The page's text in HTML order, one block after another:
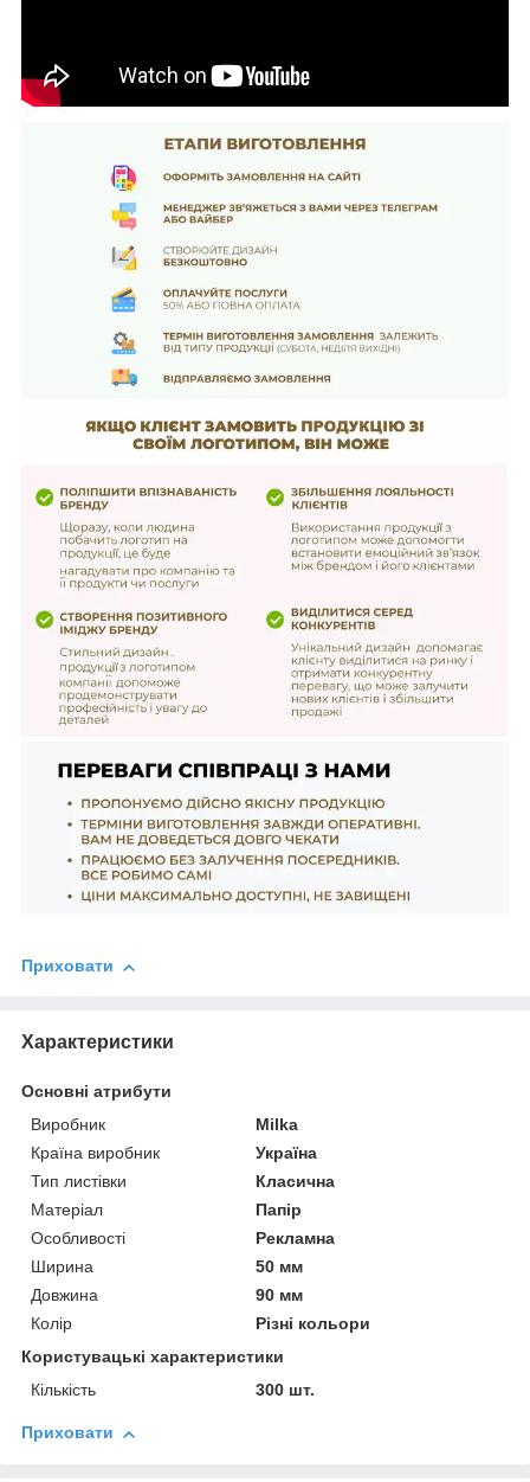
Приховати
Характеристики
Основні атрибути
Виробник
Milka
Країна виробник
Україна
Тип листівки
Класична
Матеріал
Папір
Особливості
Рекламна
Ширина
50 мм
Довжина
90 мм
Колір
Різні кольори
Користувацькі характеристики
Кількість
300 шт.
Приховати